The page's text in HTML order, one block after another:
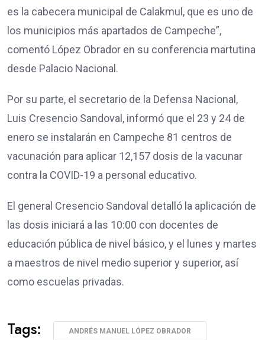
es la cabecera municipal de Calakmul, que es uno de
los municipios más apartados de Campeche”,
comentó López Obrador en su conferencia martutina
desde Palacio Nacional.
Por su parte, el secretario de la Defensa Nacional,
Luis Cresencio Sandoval, informó que el 23 y 24 de
enero se instalarán en Campeche 81 centros de
vacunación para aplicar 12,157 dosis de la vacunar
contra la COVID-19 a personal educativo.
El general Cresencio Sandoval detalló la aplicación de
las dosis iniciará a las 10:00 con docentes de
educación pública de nivel básico, y el lunes y martes
a maestros de nivel medio superior y superior, así
como escuelas privadas.
Tags: ANDRÉS MANUEL LÓPEZ OBRADOR